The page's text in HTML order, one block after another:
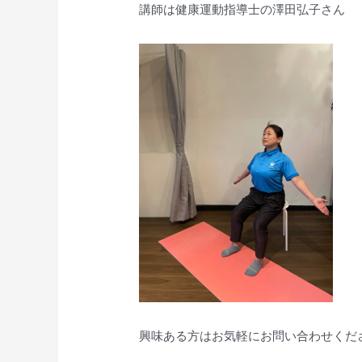
講師は健康運動指導士の澤田弘子さん
興味ある方はお気軽にお問い合わせくだ